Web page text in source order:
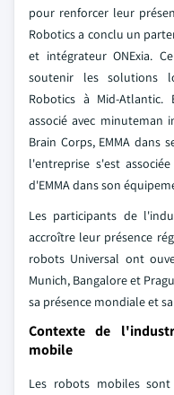
pour renforcer leur
Robotics a conclu un
et intégrateur ONExia.
soutenir les solutions
Robotics à Mid-Atlantic.
associé avec
Brain Corps, EMMA dans
l'entreprise s'est
d'EMMA dans son
Les participants de
accroître leur présence
robots Universal ont
Munich, Bangalore et
sa présence mondiale et
Contexte de
mobile
Les robots mobiles